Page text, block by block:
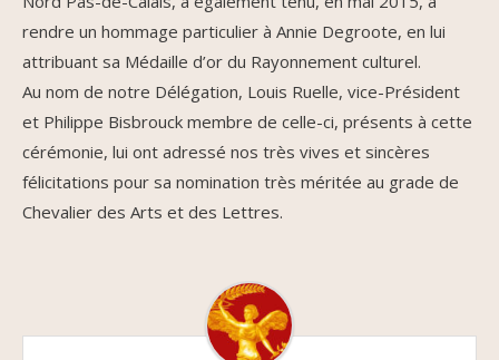
rendre un hommage particulier à Annie Degroote, en lui
attribuant sa Médaille d’or du Rayonnement culturel.
Au nom de notre Délégation, Louis Ruelle, vice-Président
et Philippe Bisbrouck membre de celle-ci, présents à cette
cérémonie, lui ont adressé nos très vives et sincères
félicitations pour sa nomination très méritée au grade de
Chevalier des Arts et des Lettres.